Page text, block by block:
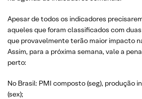
Apesar de todos os indicadores
aqueles que foram classificados com
que provavelmente terão maior impacto
Assim, para a próxima semana, vale a
perto:
No Brasil: PMI composto (seg), produção
(sex);